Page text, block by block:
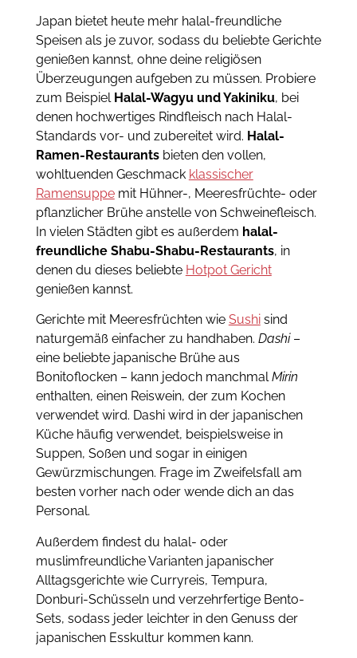
Japan bietet heute mehr halal-freundliche
Speisen als je zuvor, sodass du beliebte Gerichte
genießen kannst, ohne deine religiösen
Überzeugungen aufgeben zu müssen. Probiere
zum Beispiel Halal-Wagyu und Yakiniku, bei
denen hochwertiges Rindfleisch nach Halal-
Standards vor- und zubereitet wird. Halal-
Ramen-Restaurantsbieten den vollen,
wohltuenden Geschmack klassischer
Ramensuppemit Hühner-, Meeresfrüchte- oder
pflanzlicher Brühe anstelle von Schweinefleisch.
In vielen Städten gibt es außerdem halal-
freundliche Shabu-Shabu-Restaurants, in
denen du dieses beliebte Hotpot Gericht
genießen kannst.
Gerichte mit Meeresfrüchten wie Sushisind
naturgemäß einfacher zu handhaben. Dashi–
eine beliebte japanische Brühe aus
Bonitoflocken – kann jedoch manchmalMirin
enthalten, einen Reiswein, der zum Kochen
verwendet wird. Dashi wird in der japanischen
Küche häufig verwendet, beispielsweise in
Suppen, Soßen und sogar in einigen
Gewürzmischungen. Frage im Zweifelsfall am
besten vorher nach oder wende dich an das
Personal.
Außerdem findest du halal- oder
muslimfreundliche Varianten japanischer
Alltagsgerichte wie Curryreis, Tempura,
Donburi-Schüsseln und verzehrfertige Bento-
Sets, sodass jeder leichter in den Genuss der
japanischen Esskultur kommen kann.